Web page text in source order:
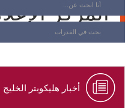
المركز
أخبار هليكوبتر الخليج